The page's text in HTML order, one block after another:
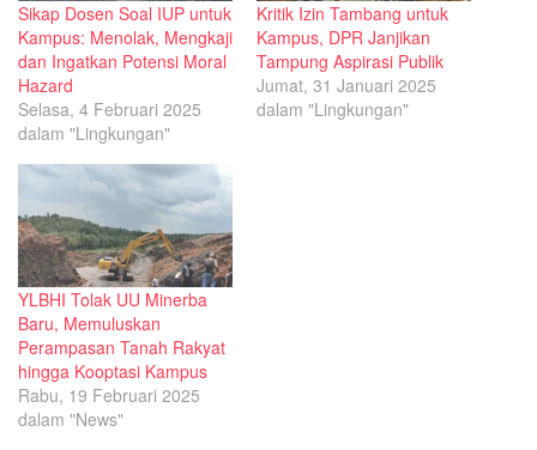
Sikap Dosen Soal IUP untuk
Kampus: Menolak, Mengkaji
dan Ingatkan Potensi Moral
Hazard
Selasa, 4 Februari 2025
dalam "Lingkungan"
Kritik Izin Tambang untuk
Kampus, DPR Janjikan
Tampung Aspirasi Publik
Jumat, 31 Januari 2025
dalam "Lingkungan"
YLBHI Tolak UU Minerba
Baru, Memuluskan
Perampasan Tanah Rakyat
hingga Kooptasi Kampus
Rabu, 19 Februari 2025
dalam "News"